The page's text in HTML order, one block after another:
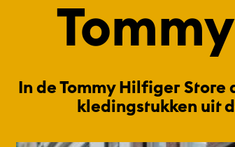
In de Tommy Hilfiger
kledingstukken uit